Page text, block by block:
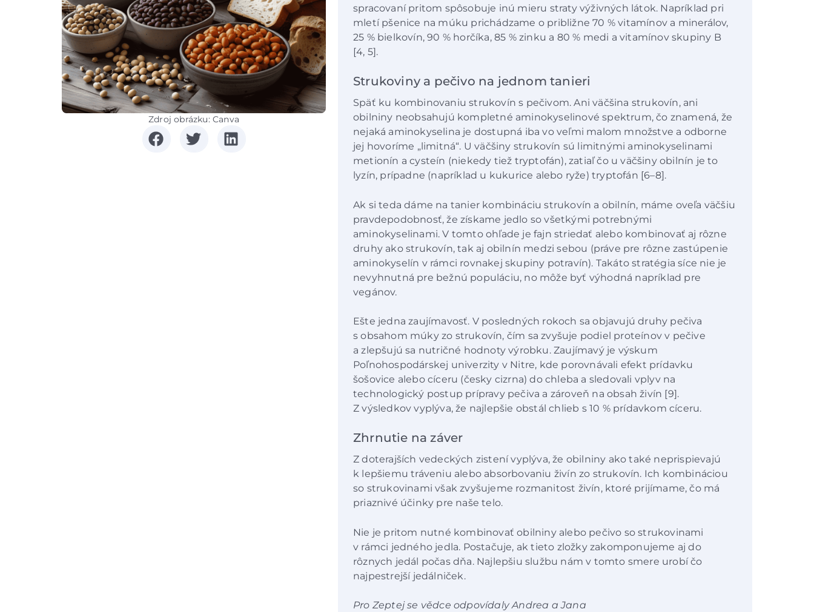
Zdroj obrázku: Canva
spracovaní pritom spôsobuje inú mieru straty výživných látok. Napríklad pri
mletí pšenice na múku prichádzame o približne 70 % vitamínov a minerálov,
25 % bielkovín, 90 % horčíka, 85 % zinku a 80 % medi a vitamínov skupiny B
[4, 5].
Strukoviny a pečivo na jednom tanieri
Späť ku kombinovaniu strukovín s pečivom. Ani väčšina strukovín, ani
obilniny neobsahujú kompletné aminokyselinové spektrum, čo znamená, že
nejaká aminokyselina je dostupná iba vo veľmi malom množstve a odborne
jej hovoríme „limitná“. U väčšiny strukovín sú limitnými aminokyselinami
metionín a cysteín (niekedy tiež tryptofán), zatiaľ čo u väčšiny obilnín je to
lyzín, prípadne (napríklad u kukurice alebo ryže) tryptofán [6–8].
Ak si teda dáme na tanier kombináciu strukovín a obilnín, máme oveľa väčšiu
pravdepodobnosť, že získame jedlo so všetkými potrebnými
aminokyselinami. V tomto ohľade je fajn striedať alebo kombinovať aj rôzne
druhy ako strukovín, tak aj obilnín medzi sebou (práve pre rôzne zastúpenie
aminokyselín v rámci rovnakej skupiny potravín). Takáto stratégia síce nie je
nevyhnutná pre bežnú populáciu, no môže byť výhodná napríklad pre
vegánov.
Ešte jedna zaujímavosť. V posledných rokoch sa objavujú druhy pečiva
s obsahom múky zo strukovín, čím sa zvyšuje podiel proteínov v pečive
a zlepšujú sa nutričné hodnoty výrobku. Zaujímavý je výskum
Poľnohospodárskej univerzity v Nitre, kde porovnávali efekt prídavku
šošovice alebo cíceru (česky cizrna) do chleba a sledovali vplyv na
technologický postup prípravy pečiva a zároveň na obsah živín [9].
Z výsledkov vyplýva, že najlepšie obstál chlieb s 10 % prídavkom cíceru.
Zhrnutie na záver
Z doterajších vedeckých zistení vyplýva, že obilniny ako také neprispievajú
k lepšiemu tráveniu alebo absorbovaniu živín zo strukovín. Ich kombináciou
so strukovinami však zvyšujeme rozmanitost živín, ktoré prijímame, čo má
priaznivé účinky pre naše telo.
Nie je pritom nutné kombinovať obilniny alebo pečivo so strukovinami
v rámci jedného jedla. Postačuje, ak tieto zložky zakomponujeme aj do
rôznych jedál počas dňa. Najlepšiu službu nám v tomto smere urobí čo
najpestrejší jedálniček.
Pro Zeptej se vědce odpovídaly Andrea a Jana